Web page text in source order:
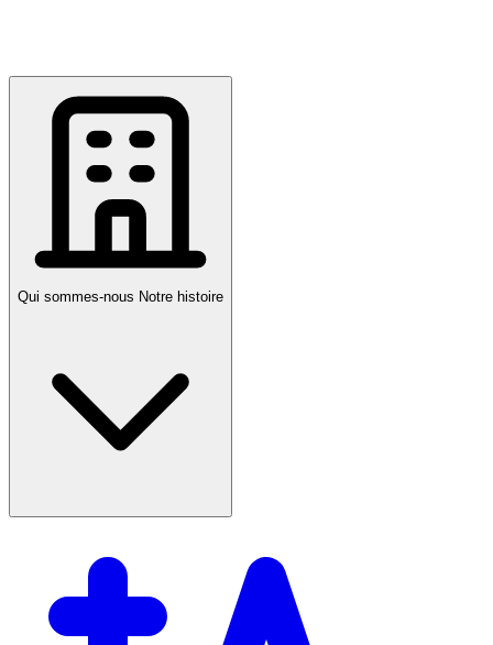
Qui sommes-nous Notre histoire